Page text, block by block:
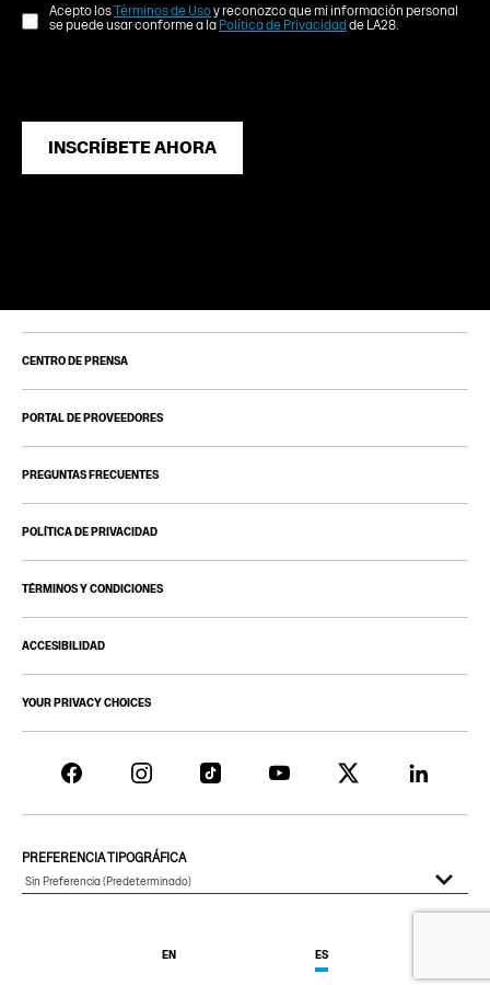
Acepto losTérminos de Usoy reconozco que mi información personal
se puede usar conforme a la Política de Privacidadde LA28.
INSCRÍBETE AHORA
CENTRO DE PRENSA
PORTAL DE PROVEEDORES
PREGUNTAS FRECUENTES
POLÍTICA DE PRIVACIDAD
TÉRMINOS Y CONDICIONES
ACCESIBILIDAD
YOUR PRIVACY CHOICES
EN ES
PREFERENCIA TIPOGRÁFICA